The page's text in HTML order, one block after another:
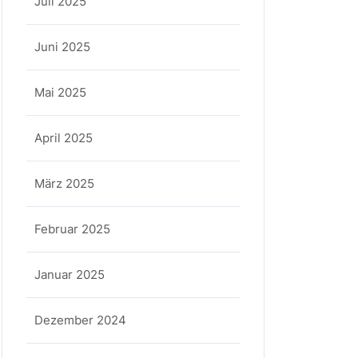
Juni 2025
Mai 2025
April 2025
März 2025
Februar 2025
Januar 2025
Dezember 2024